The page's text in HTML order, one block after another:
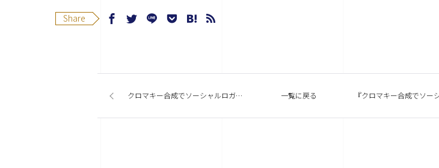
Share
クロマキー合成でソーシャルロガーのPV作成してみたよ END 一覧に戻る